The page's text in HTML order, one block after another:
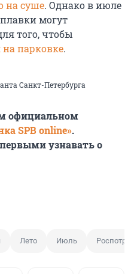
на суше. Однако в июле
могут
того, чтобы
на парковке.
Санкт-Петербурга
официальном
SPB online».
узнавать о
Лето Июль